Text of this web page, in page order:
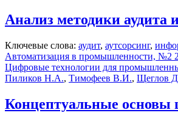
Анализ методики аудита
Ключевые слова: аудит, аутсорсинг,
Автоматизация в промышленности, №2
Цифровые технологии для
Пиликов Н.А., Тимофеев В.И., Щеглов
Концептуальные основы